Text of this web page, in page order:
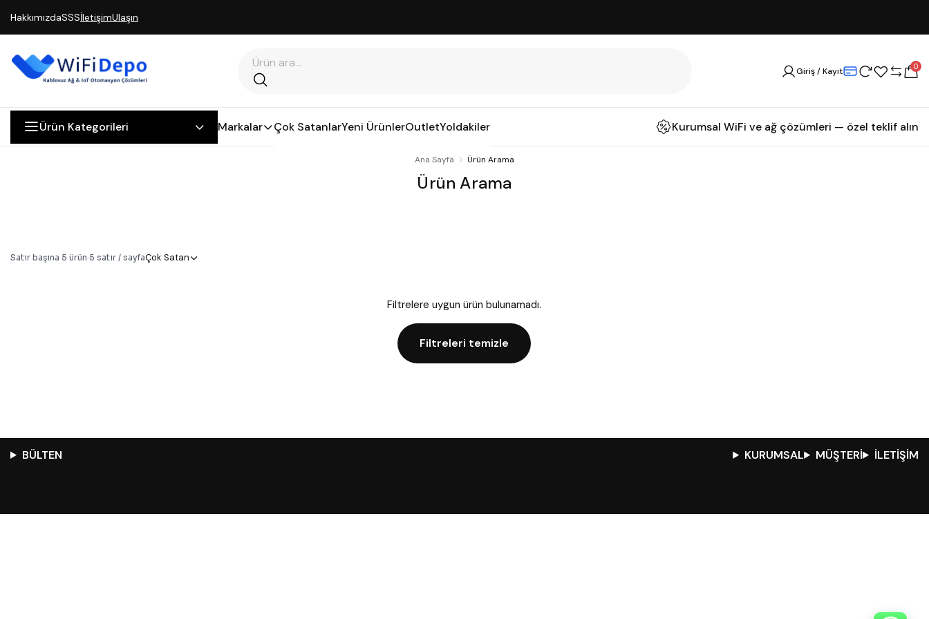
HakkımızdaSSSİletişimUlaşın
Giriş / Kayıt 0
Ürün Kategorileri Markalar Çok SatanlarYeni ÜrünlerOutletYoldakiler Kurumsal WiFi ve ağ çözümleri — özel teklif alın
Ana Sayfa Ürün Arama
Ürün Arama
Satır başına 5 ürün·5 satır / sayfaÇok Satan
Filtrelere uygun ürün bulunamadı.
Filtreleri temizle
BÜLTEN KURUMSAL MÜŞTERİ İLETİŞİM